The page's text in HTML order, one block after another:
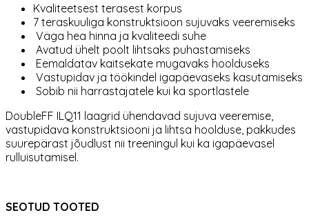
Kvaliteetsest terasest korpus
7 teraskuuliga konstruktsioon sujuvaks veeremiseks
Väga hea hinna ja kvaliteedi suhe
Avatud ühelt poolt lihtsaks puhastamiseks
Eemaldatav kaitsekate mugavaks hoolduseks
Vastupidav ja töökindel igapäevaseks kasutamiseks
Sobib nii harrastajatele kui ka sportlastele
DoubleFF ILQ11 laagrid ühendavad sujuva veeremise,
vastupidava konstruktsiooni ja lihtsa hoolduse, pakkudes
suurepärast jõudlust nii treeningul kui ka igapäevasel
rulluisutamisel.
SEOTUD TOOTED